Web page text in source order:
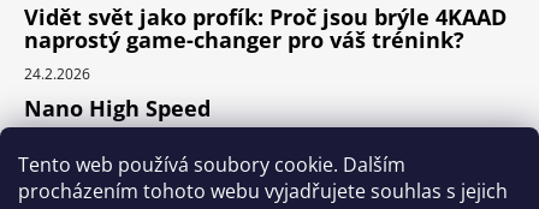
Tento web používá soubory cookie. Dalším
procházením tohoto webu vyjadřujete souhlas s jejich
Vidět svět jako profík: Proč jsou brýle 4KAAD
naprostý game-changer pro váš trénink?
24.2.2026
Nano High Speed
Nejlepší cyklodoplňky v porovnání cena /
výkon